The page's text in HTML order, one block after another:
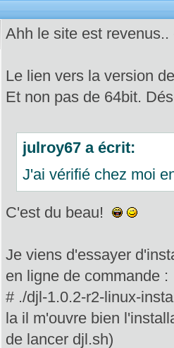
Ahh le site est
Le lien vers la version
Et non pas de 64bit.
julroy67 a écrit:
J'ai vérifié chez moi
C'est du beau!
Je viens d'essayer
en ligne de commande :
# ./djl-1.0.2-r2-linux-
la il m'ouvre bien
de lancer djl.sh)